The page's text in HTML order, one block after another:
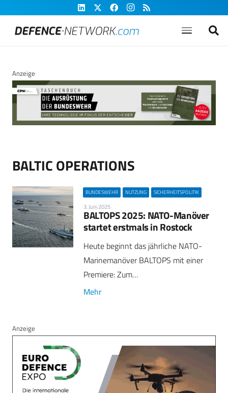
Anzeige
BALTIC OPERATIONS
BUNDESWEHR NUTZUNG SICHERHEITSPOLITIK
3. Juni 2025
BALTOPS 2025: NATO-Manöver
startet erstmals in Rostock
Heute beginnt das jährliche NATO-
Marinemanöver BALTOPS mit einer
Premiere: Zum…
Mehr
Anzeige